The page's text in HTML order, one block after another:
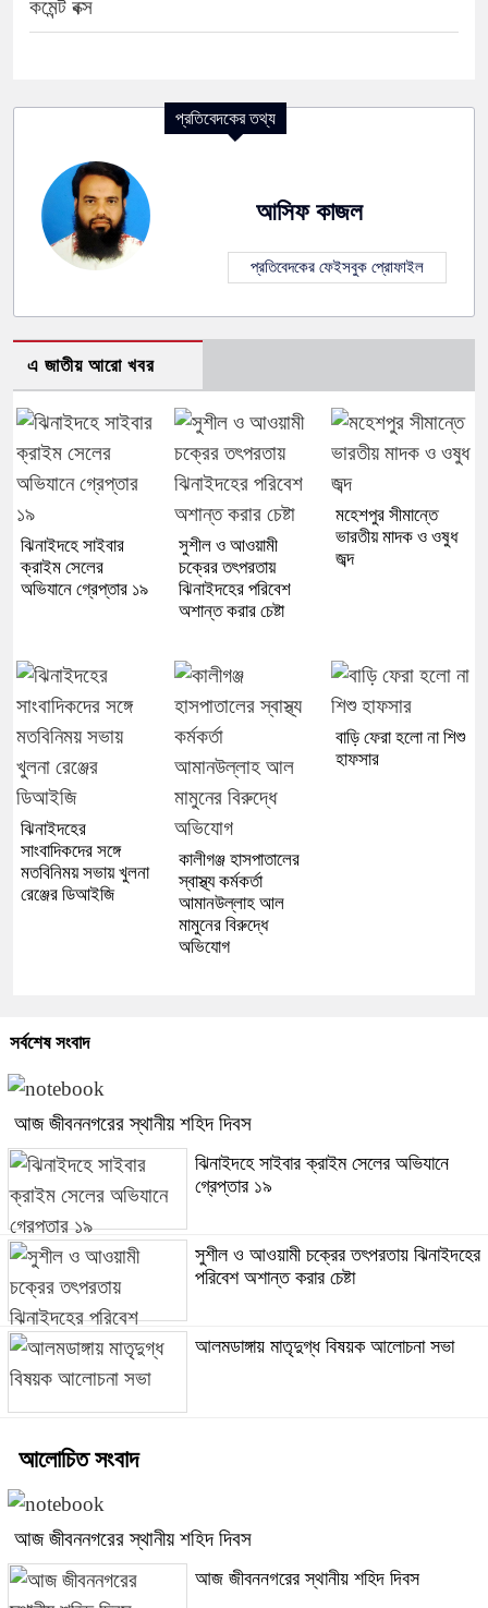
কমেন্ট বক্স
প্রতিবেদকের তথ্য
আসিফ কাজল
প্রতিবেদকের ফেইসবুক প্রোফাইল
এ জাতীয় আরো খবর
ঝিনাইদহে সাইবার
ক্রাইম সেলের
অভিযানে গ্রেপ্তার ১৯
সুশীল ও আওয়ামী
চক্রের তৎপরতায়
ঝিনাইদহের পরিবেশ
অশান্ত করার চেষ্টা
মহেশপুর সীমান্তে
ভারতীয় মাদক ও ওষুধ
জব্দ
ঝিনাইদহের
সাংবাদিকদের সঙ্গে
মতবিনিময় সভায় খুলনা
রেঞ্জের ডিআইজি
কালীগঞ্জ হাসপাতালের
স্বাস্থ্য কর্মকর্তা
আমানউল্লাহ আল
মামুনের বিরুদ্ধে
অভিযোগ
বাড়ি ফেরা হলো না শিশু
হাফসার
সর্বশেষ সংবাদ
আজ জীবননগরের স্থানীয় শহিদ দিবস
ঝিনাইদহে সাইবার ক্রাইম সেলের অভিযানে
গ্রেপ্তার ১৯
সুশীল ও আওয়ামী চক্রের তৎপরতায় ঝিনাইদহের
পরিবেশ অশান্ত করার চেষ্টা
আলমডাঙ্গায় মাতৃদুগ্ধ বিষয়ক আলোচনা সভা
আলোচিত সংবাদ
আজ জীবননগরের স্থানীয় শহিদ দিবস
আজ জীবননগরের স্থানীয় শহিদ দিবস